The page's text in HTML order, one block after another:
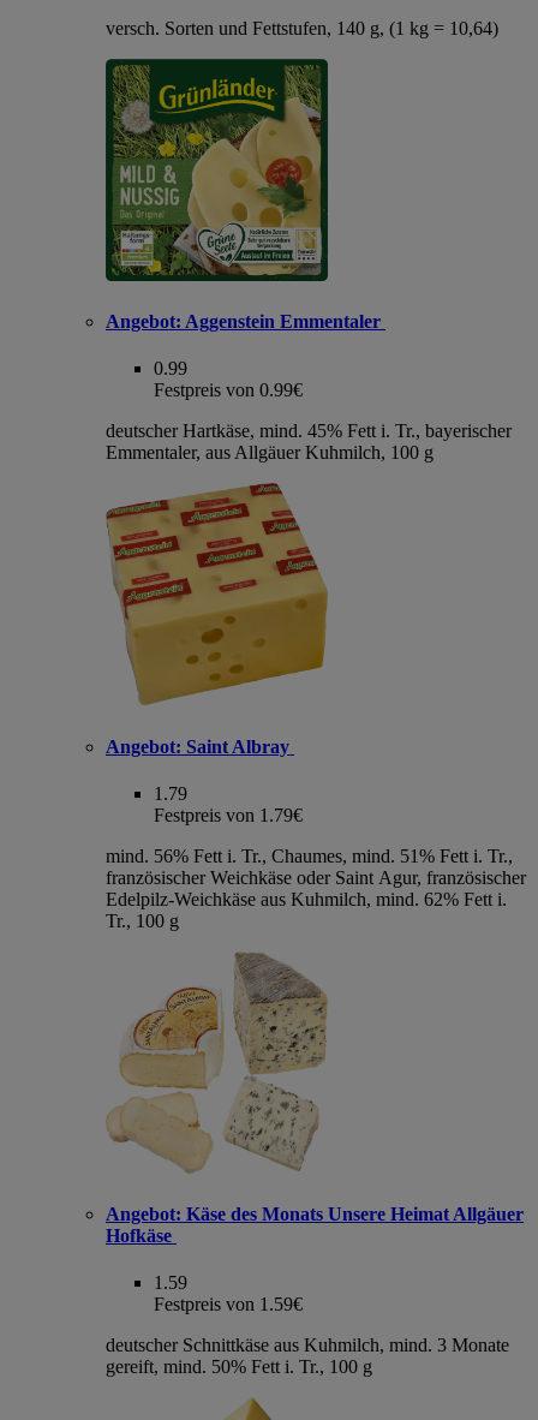
versch. Sorten und Fettstufen, 140 g, (1 kg = 10,64)
Angebot: Aggenstein Emmentaler
0.99
Festpreis von 0.99€
deutscher Hartkäse, mind. 45% Fett i. Tr., bayerischer
Emmentaler, aus Allgäuer Kuhmilch, 100 g
Angebot: Saint Albray
1.79
Festpreis von 1.79€
mind. 56% Fett i. Tr., Chaumes, mind. 51% Fett i. Tr.,
französischer Weichkäse oder Saint Agur, französischer
Edelpilz-Weichkäse aus Kuhmilch, mind. 62% Fett i.
Tr., 100 g
Angebot: Käse des Monats Unsere Heimat Allgäuer
Hofkäse
1.59
Festpreis von 1.59€
deutscher Schnittkäse aus Kuhmilch, mind. 3 Monate
gereift, mind. 50% Fett i. Tr., 100 g